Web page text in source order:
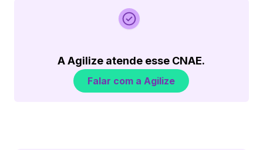
A Agilize atende esse CNAE.
Falar com a Agilize